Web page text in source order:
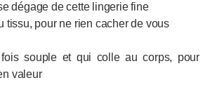
dégage de cette lingerie fine
tissu, pour ne rien cacher de vous
souple et qui colle au corps, pour
valeur